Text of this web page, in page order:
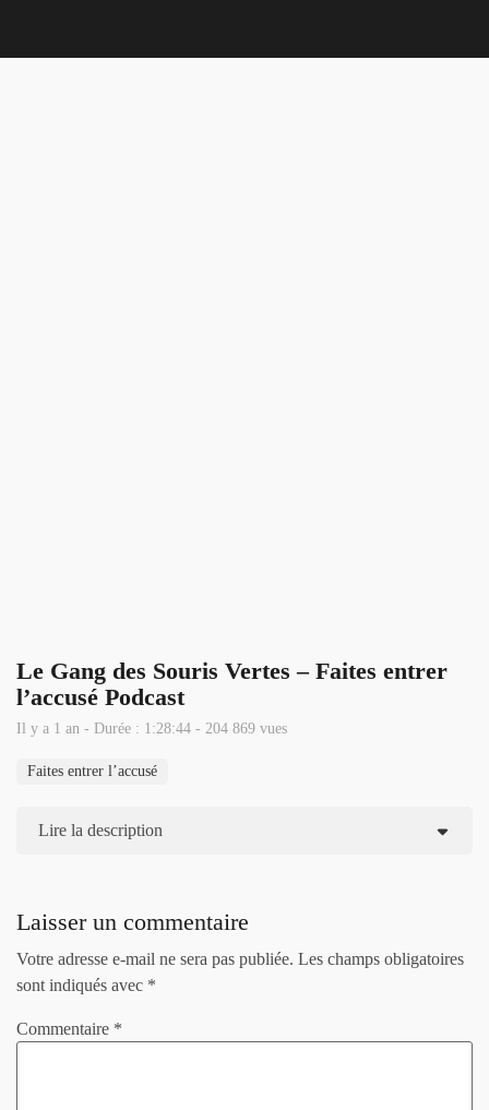
Le Gang des Souris Vertes – Faites entrer
l’accusé Podcast
Il y a 1 an - Durée : 1:28:44 - 204 869 vues
Faites entrer l’accusé
Lire la description
Laisser un commentaire
Votre adresse e-mail ne sera pas publiée. Les champs obligatoires
sont indiqués avec *
Commentaire *